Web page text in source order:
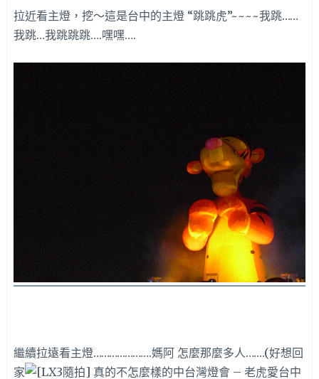
拉近看主燈，挖～這是台中的主燈 “跳跳虎”~~~~我跳……
我跳…我跳跳跳….嘿嘿….
繼續拉遠看主燈………………….媽阿 怎麼那麼多人…….(好想回
家